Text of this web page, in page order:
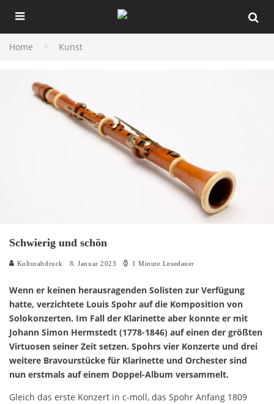
Home Kunst
Schwierig und schön
Kulturabdruck 8. Januar 2023 1 Minute Lesedauer
Wenn er keinen herausragenden Solisten zur Verfügung
hatte, verzichtete Louis Spohr auf die Komposition von
Solokonzerten. Im Fall der Klarinette aber konnte er mit
Johann Simon Hermstedt (1778-1846) auf einen der größten
Virtuosen seiner Zeit setzen. Spohrs vier Konzerte und drei
weitere Bravourstücke für Klarinette und Orchester sind
nun erstmals auf einem Doppel-Album versammelt.
Gleich das erste Konzert in c-moll, das Spohr Anfang 1809